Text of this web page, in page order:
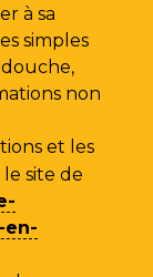
à sa
simples
non
et les
site de
en-